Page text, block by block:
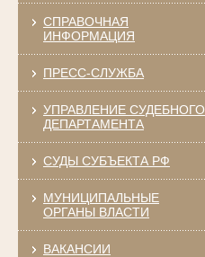
СПРАВОЧНАЯ
ИНФОРМАЦИЯ
ПРЕСС-СЛУЖБА
УПРАВЛЕНИЕ СУДЕБНОГО
ДЕПАРТАМЕНТА
СУДЫ СУБЪЕКТА РФ
МУНИЦИПАЛЬНЫЕ
ОРГАНЫ ВЛАСТИ
ВАКАНСИИ